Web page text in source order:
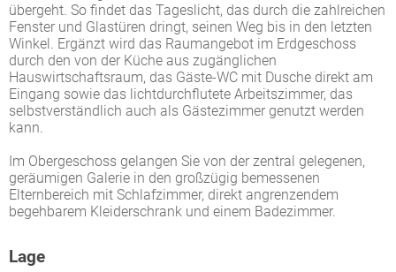
übergeht. So findet das Tageslicht, das durch die zahlreichen
Fenster und Glastüren dringt, seinen Weg bis in den letzten
Winkel. Ergänzt wird das Raumangebot im Erdgeschoss
durch den von der Küche aus zugänglichen
Hauswirtschaftsraum, das Gäste-WC mit Dusche direkt am
Eingang sowie das lichtdurchflutete Arbeitszimmer, das
selbstverständlich auch als Gästezimmer genutzt werden
kann.
Im Obergeschoss gelangen Sie von der zentral gelegenen,
geräumigen Galerie in den großzügig bemessenen
Elternbereich mit Schlafzimmer, direkt angrenzendem
begehbarem Kleiderschrank und einem Badezimmer.
Lage